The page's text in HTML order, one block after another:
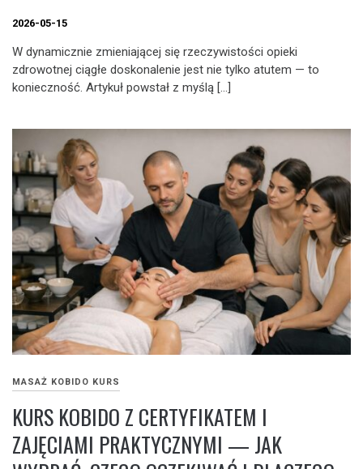
2026-05-15
W dynamicznie zmieniającej się rzeczywistości opieki
zdrowotnej ciągłe doskonalenie jest nie tylko atutem — to
konieczność. Artykuł powstał z myślą […]
MASAŻ KOBIDO KURS
KURS KOBIDO Z CERTYFIKATEM I
ZAJĘCIAMI PRAKTYCZNYMI — JAK